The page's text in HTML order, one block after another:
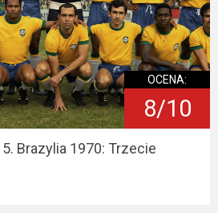
OCENA:
8/10
Brazylia 1970: Trzecie